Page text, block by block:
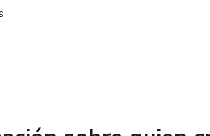
irresistibles, sistemas de